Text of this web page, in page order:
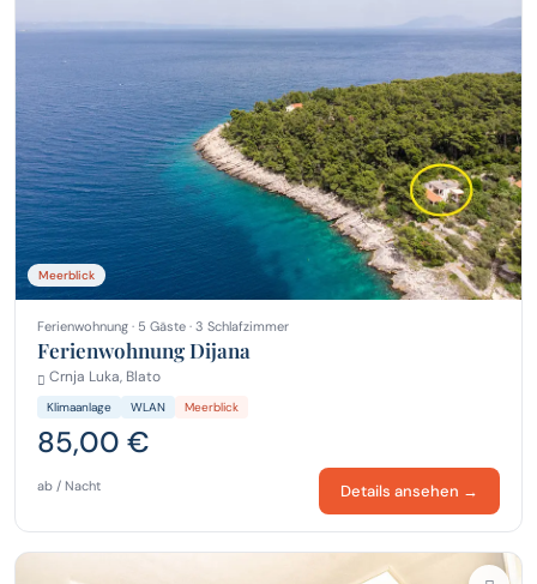
Meerblick
Ferienwohnung · 5 Gäste · 3 Schlafzimmer
Ferienwohnung Dijana
Crnja Luka, Blato
Klimaanlage WLAN Meerblick
85,00 €
ab / Nacht Details ansehen →